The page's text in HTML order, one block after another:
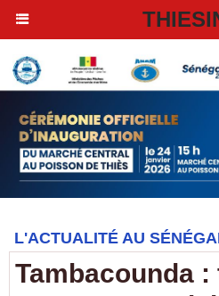
L'ACTUALITÉ AU
Tambacounda